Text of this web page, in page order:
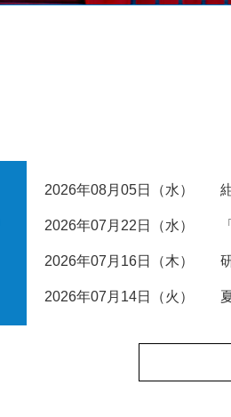
2026年08月05日（水）
2026年07月22日（水）
2026年07月16日（木）
2026年07月14日（火）